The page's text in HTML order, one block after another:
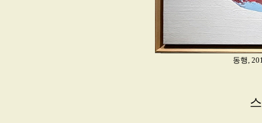
동행,